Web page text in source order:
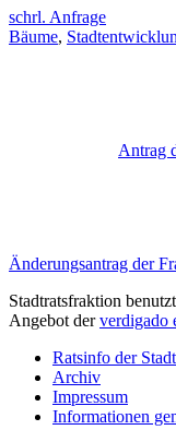
schrl. Anfrage
Bäume,
Antrag
Änderungsantrag der
Stadtratsfraktion
Angebot derverdigado
Ratsinfo der
Archiv
Impressum
Informationen